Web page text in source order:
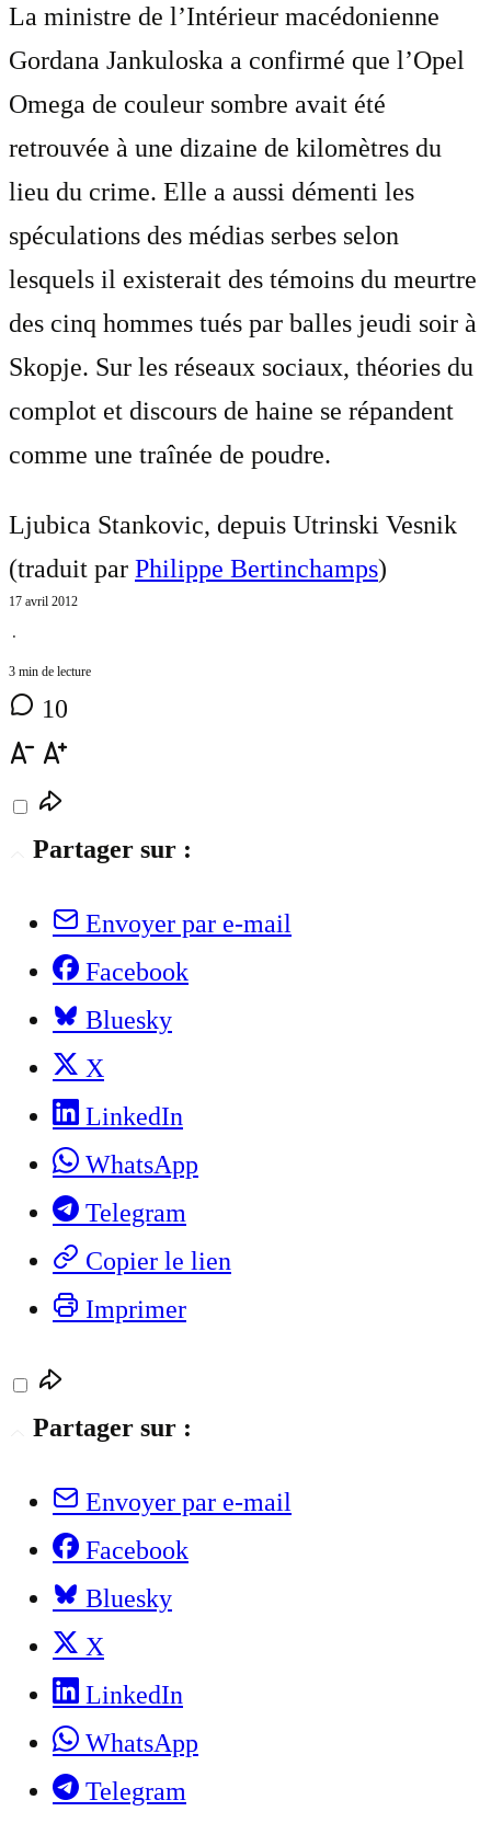
La ministre de l’Intérieur macédonienne
Gordana Jankuloska a confirmé que l’Opel
Omega de couleur sombre avait été
retrouvée à une dizaine de kilomètres du
lieu du crime. Elle a aussi démenti les
spéculations des médias serbes selon
lesquels il existerait des témoins du meurtre
des cinq hommes tués par balles jeudi soir à
Skopje. Sur les réseaux sociaux, théories du
complot et discours de haine se répandent
comme une traînée de poudre.
Ljubica Stankovic, depuis Utrinski Vesnik
(traduit par Philippe Bertinchamps)
17 avril 2012
⋅
3 min de lecture
10
Partager sur :
Envoyer par e-mail
Facebook
Bluesky
X
LinkedIn
WhatsApp
Telegram
Copier le lien
Imprimer
Partager sur :
Envoyer par e-mail
Facebook
Bluesky
X
LinkedIn
WhatsApp
Telegram